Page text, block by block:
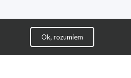
Ok, rozumiem